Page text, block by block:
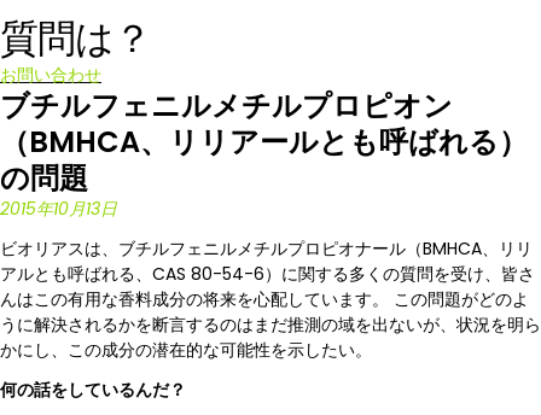
質問は？
お問い合わせ
ブチルフェニルメチルプロピオン
（BMHCA、リリアールとも呼ばれる）
の問題
2015年10月13日
ビオリアスは、ブチルフェニルメチルプロピオナール（BMHCA、リリ
アルとも呼ばれる、CAS 80-54-6）に関する多くの質問を受け、皆さ
んはこの有用な香料成分の将来を心配しています。 この問題がどのよ
うに解決されるかを断言するのはまだ推測の域を出ないが、状況を明ら
かにし、この成分の潜在的な可能性を示したい。
何の話をしているんだ？